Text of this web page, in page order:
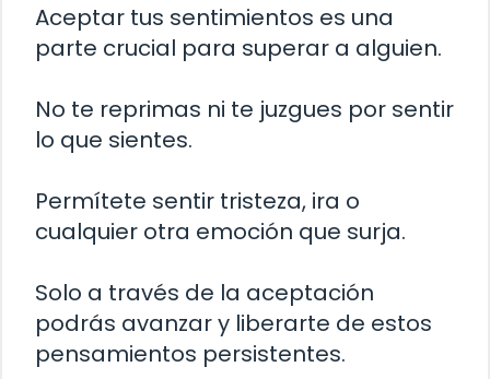
Aceptar tus sentimientos es una
parte crucial para superar a alguien.
No te reprimas ni te juzgues por sentir
lo que sientes.
Permítete sentir tristeza, ira o
cualquier otra emoción que surja.
Solo a través de la aceptación
podrás avanzar y liberarte de estos
pensamientos persistentes.